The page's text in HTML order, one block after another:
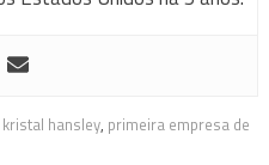
kristal hansley, primeira empresa de